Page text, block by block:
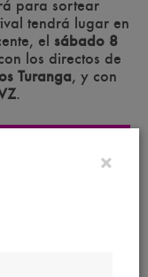
×
para sortear
tendrá lugar en
el sábado 8
los directos de
Turanga, y con
.